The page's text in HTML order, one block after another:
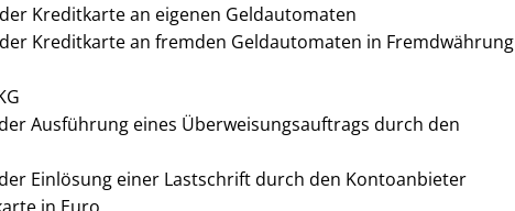
Kreditkarte an eigenen Geldautomaten
Kreditkarte an fremden Geldautomaten in Fremdwährung
Ausführung eines Überweisungsauftrags durch den
Einlösung einer Lastschrift durch den Kontoanbieter